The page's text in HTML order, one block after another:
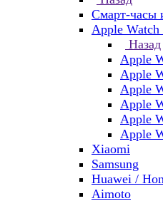
Смарт-часы
Apple Watch
Назад
Apple
Apple
Apple
Apple
Apple
Apple
Xiaomi
Samsung
Huawei /
Aimoto